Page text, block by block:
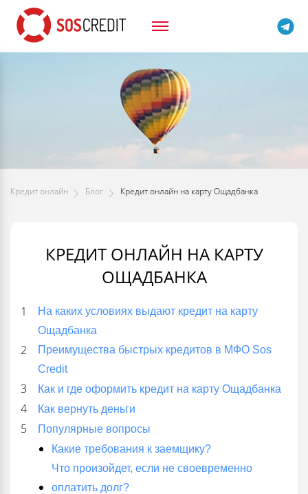
Кредит онлайн Блог Кредит онлайн на карту Ощадбанка
КРЕДИТ ОНЛАЙН НА КАРТУ
ОЩАДБАНКА
На каких условиях выдают кредит на карту
Ощадбанка
Преимущества быстрых кредитов в МФО Sos
Credit
Как и где оформить кредит на карту Ощадбанка
Как вернуть деньги
Популярные вопросы
Какие требования к заемщику?
Что произойдет, если не своевременно
оплатить долг?